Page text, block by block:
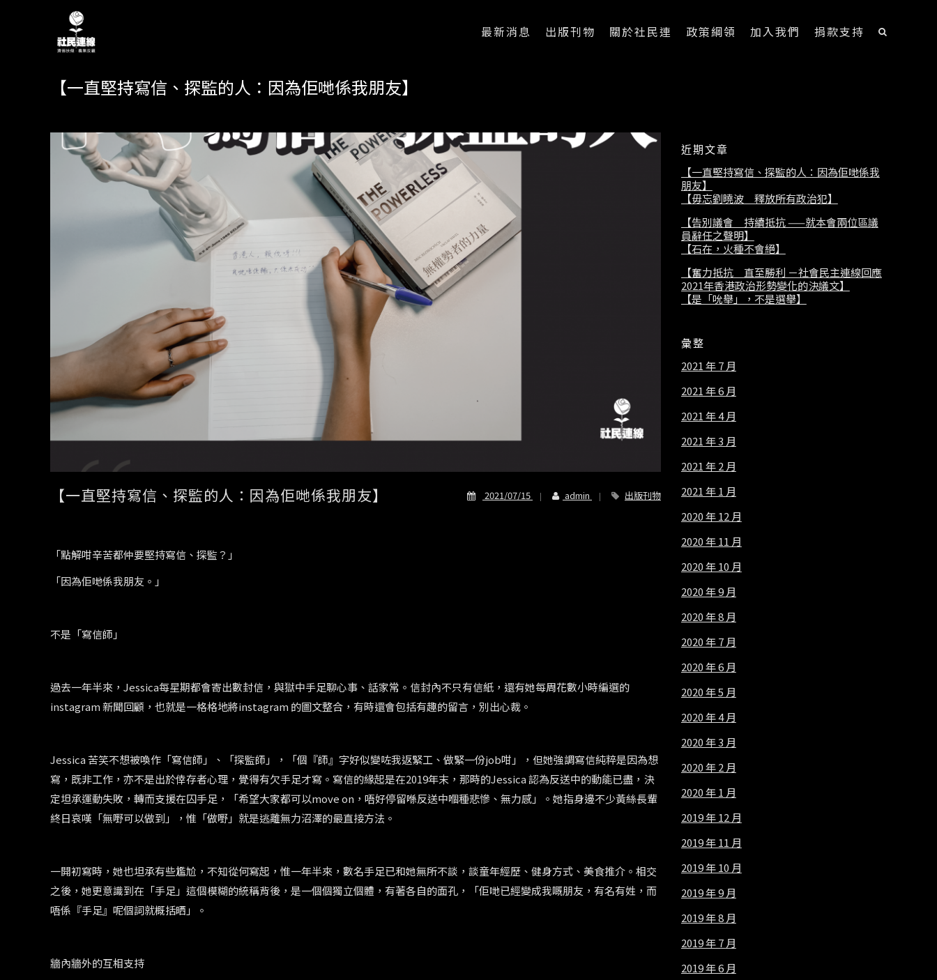
最新消息 出版刊物 關於社民連 政策綱領 加入我們 捐款支持
【一直堅持寫信、探監的人：因為佢哋係我朋友】
【一直堅持寫信、探監的人：因為佢哋係我朋友】 2021/07/15 admin 出版刊物
「點解咁辛苦都仲要堅持寫信、探監？」
「因為佢哋係我朋友。」
不是「寫信師」
過去一年半來， Jessica每星期都會寄出數封信，與獄中手足聊心事、話家常。信封內不只有信紙，還有她每周花數小時編選的
instagram新聞回顧，也就是一格格地將instagram 的圖文整合，有時還會包括有趣的留言，別出心裁。
Jessica 苦笑不想被喚作「寫信師」、「探監師」，「個『師』字好似變咗我返緊工、做緊一份job咁」，但她強調寫信純粹是因為想
寫，既非工作，亦不是出於倖存者心理，覺得有欠手足才寫。寫信的緣起是在2019年末，那時的Jessica認為反送中的動能已盡，決
定坦承運動失敗，轉而支援在囚手足，「希望大家都可以move on ，唔好停留喺反送中嗰種悲慘、無力感」。她指身邊不少黃絲長輩
終日哀嘆「無嘢可以做到」，惟「做嘢」就是逃離無力沼澤的最直接方法。
一開初寫時，她也坦承有些尷尬，不知從何寫起，惟一年半來，數名手足已和她無所不談，談童年經歷、健身方式、美食推介。相交
之後，她更意識到在「手足」這個模糊的統稱背後，是一個個獨立個體，有著各自的面孔，「佢哋已經變成我嘅朋友，有名有姓，而
唔係『手足』呢個詞就概括晒」。
牆內牆外的互相支持
近期文章
【一直堅持寫信、探監的人：因為佢哋係我
朋友】
【毋忘劉曉波 釋放所有政治犯】
【告別議會 持續抵抗 ——就本會兩位區議
員辭任之聲明】
【石在，火種不會絕】
【奮力抵抗 直至勝利 －社會民主連線回應
2021年香港政治形勢變化的決議文】
【是「吮舉」，不是選舉】
彙整
2021 年 7 月
2021 年 6 月
2021 年 4 月
2021 年 3 月
2021 年 2 月
2021 年 1 月
2020 年 12 月
2020 年 11 月
2020 年 10 月
2020 年 9 月
2020 年 8 月
2020 年 7 月
2020 年 6 月
2020 年 5 月
2020 年 4 月
2020 年 3 月
2020 年 2 月
2020 年 1 月
2019 年 12 月
2019 年 11 月
2019 年 10 月
2019 年 9 月
2019 年 8 月
2019 年 7 月
2019 年 6 月